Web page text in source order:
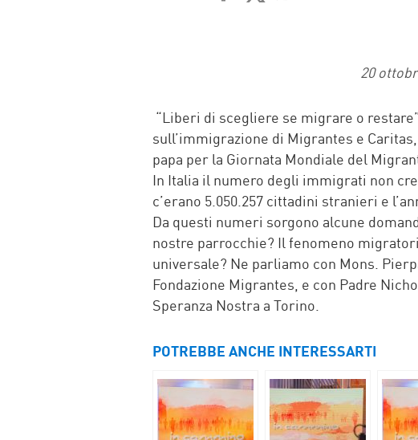
20
“Liberi di scegliere se migrare o
sull’immigrazione di Migrantes e
papa per la Giornata Mondiale del
In Italia il numero degli immigrati non
c’erano 5.050.257 cittadini stranieri e
Da questi numeri sorgono alcune
nostre parrocchie? Il fenomeno
universale? Ne parliamo con Mons.
Fondazione Migrantes, e con Padre
Speranza Nostra a Torino.
POTREBBE ANCHE INTERESSARTI